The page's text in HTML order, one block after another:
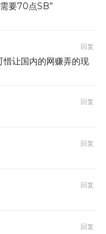
要70点SB”
回复
惜让国内的网赚弄的现
回复
回复
回复
回复